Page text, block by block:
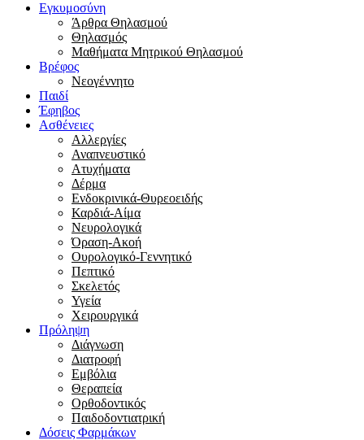
Εγκυμοσύνη
Άρθρα Θηλασμού
Θηλασμός
Μαθήματα Μητρικού Θηλασμού
Βρέφος
Νεογέννητο
Παιδί
Έφηβος
Ασθένειες
Αλλεργίες
Αναπνευστικό
Ατυχήματα
Δέρμα
Ενδοκρινικά-Θυρεοειδής
Καρδιά-Αίμα
Νευρολογικά
Όραση-Ακοή
Ουρολογικό-Γεννητικό
Πεπτικό
Σκελετός
Υγεία
Χειρουργικά
Πρόληψη
Διάγνωση
Διατροφή
Εμβόλια
Θεραπεία
Ορθοδοντικός
Παιδοδοντιατρική
Δόσεις Φαρμάκων